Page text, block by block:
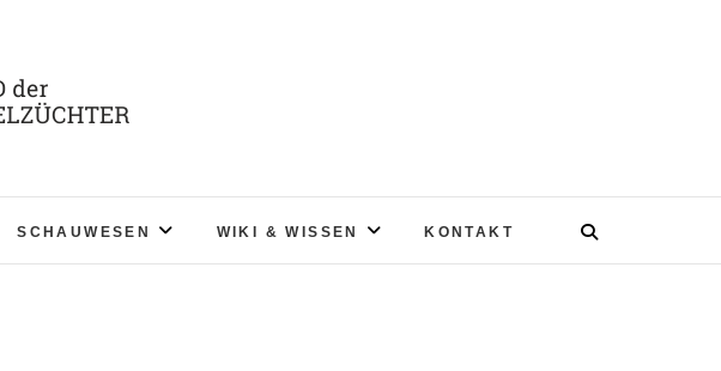
SCHAUWESEN WIKI & WISSEN KONTAKT